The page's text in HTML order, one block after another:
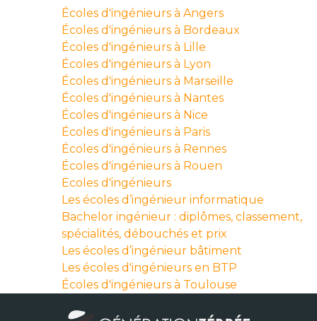
Écoles d'ingénieurs à Angers
Écoles d'ingénieurs à Bordeaux
Écoles d'ingénieurs à Lille
Écoles d'ingénieurs à Lyon
Écoles d'ingénieurs à Marseille
Écoles d'ingénieurs à Nantes
Écoles d'ingénieurs à Nice
Écoles d'ingénieurs à Paris
Écoles d'ingénieurs à Rennes
Écoles d'ingénieurs à Rouen
Ecoles d'ingénieurs
Les écoles d’ingénieur informatique
Bachelor ingénieur : diplômes, classement,
spécialités, débouchés et prix
Les écoles d’ingénieur bâtiment
Les écoles d'ingénieurs en BTP
Écoles d'ingénieurs à Toulouse